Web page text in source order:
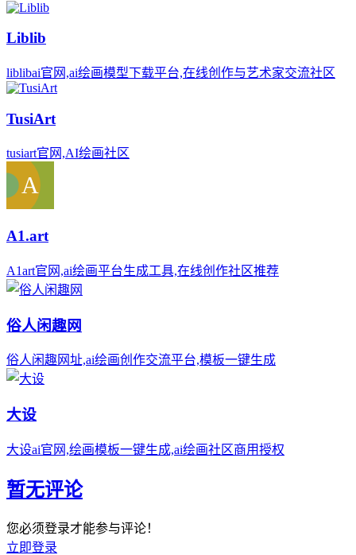
Liblib
liblibai官网,ai绘画模型下载平台,在线创作与艺术家交流社区
TusiArt
tusiart官网,AI绘画社区
A1.art
A1art官网,ai绘画平台生成工具,在线创作社区推荐
俗人闲趣网
俗人闲趣网址,ai绘画创作交流平台,模板一键生成
大设
大设ai官网,绘画模板一键生成,ai绘画社区商用授权
暂无评论
您必须登录才能参与评论！
立即登录